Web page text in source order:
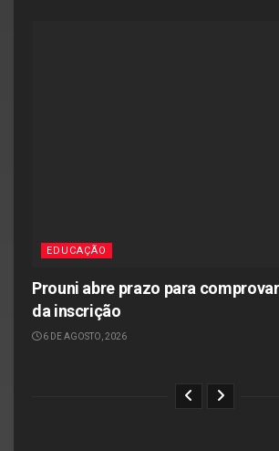
EDUCAÇÃO
Prouni abre prazo para
da inscrição
6 DE AGOSTO, 2026